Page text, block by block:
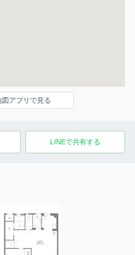
図アプリで見る
LINEで共有する